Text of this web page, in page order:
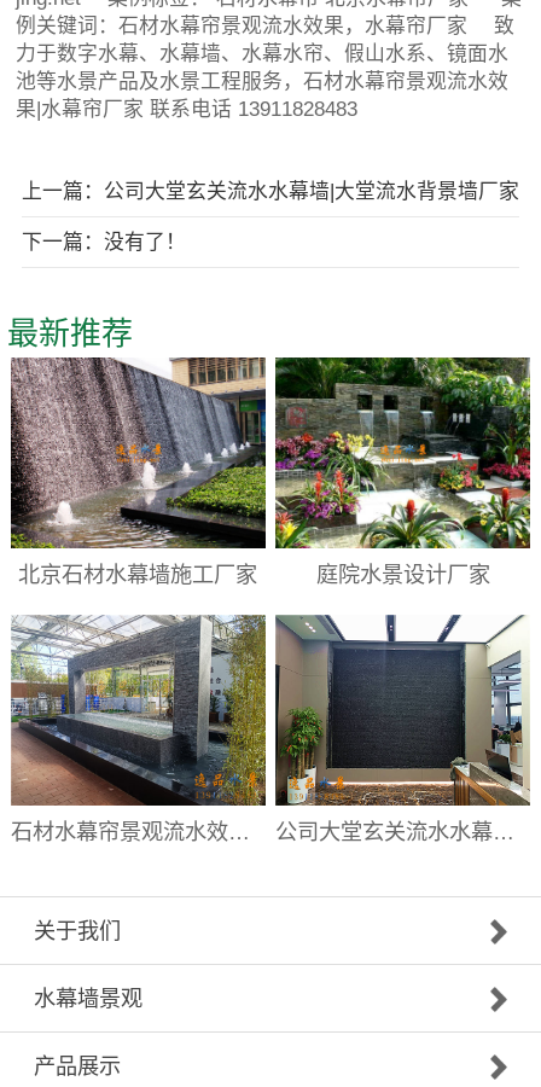
例关键词：石材水幕帘景观流水效果，水幕帘厂家 致
力于数字水幕、水幕墙、水幕水帘、假山水系、镜面水
池等水景产品及水景工程服务，石材水幕帘景观流水效
果|水幕帘厂家 联系电话 13911828483
上一篇：公司大堂玄关流水水幕墙|大堂流水背景墙厂家
下一篇：没有了！
最新推荐
北京石材水幕墙施工厂家 庭院水景设计厂家
石材水幕帘景观流水效果|水幕帘厂家 公司大堂玄关流水水幕墙|大堂流水背景墙厂家
关于我们
水幕墙景观
产品展示